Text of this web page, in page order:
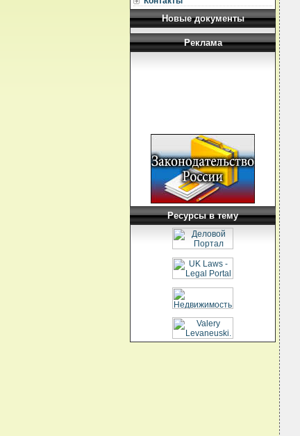
Новые документы
Реклама
Ресурсы в тему